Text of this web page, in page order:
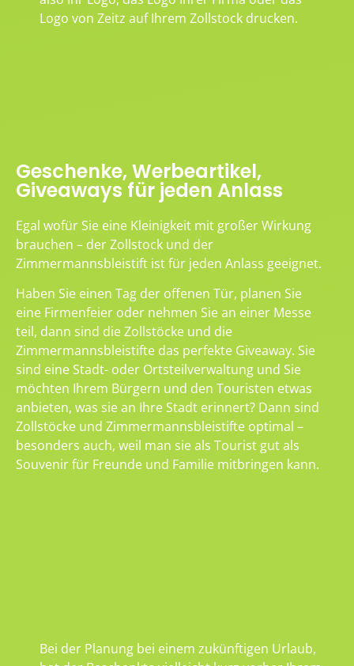
Logo von Zeitz auf Ihrem Zollstock drucken.
Geschenke, Werbeartikel,
Giveaways für jeden Anlass
Egal wofür Sie eine Kleinigkeit mit großer Wirkung
brauchen – der Zollstock und der
Zimmermannsbleistift ist für jeden Anlass geeignet.
Haben Sie einen Tag der offenen Tür, planen Sie
eine Firmenfeier oder nehmen Sie an einer Messe
teil, dann sind die Zollstöcke und die
Zimmermannsbleistifte das perfekte Giveaway. Sie
sind eine Stadt- oder Ortsteilverwaltung und Sie
möchten Ihrem Bürgern und den Touristen etwas
anbieten, was sie an Ihre Stadt erinnert? Dann sind
Zollstöcke und Zimmermannsbleistifte optimal –
besonders auch, weil man sie als Tourist gut als
Souvenir für Freunde und Familie mitbringen kann.
Bei der Planung bei einem zukünftigen Urlaub,